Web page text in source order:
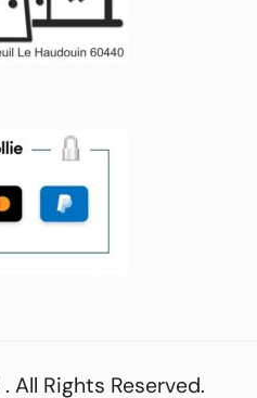
. All Rights Reserved.